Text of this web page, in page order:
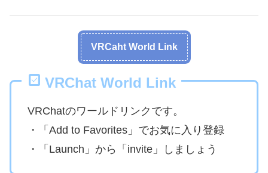
VRCaht World Link
VRChat World Link
VRChatのワールドリンクです。
・「Add to Favorites」でお気に入り登録
・「Launch」から「invite」しましょう